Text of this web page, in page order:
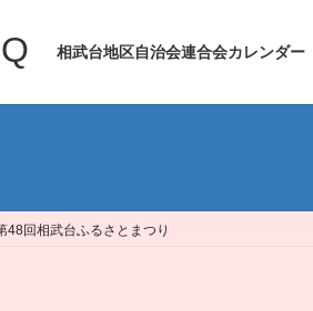
相武台地区自治会連合会カレンダー
48回相武台ふるさとまつり